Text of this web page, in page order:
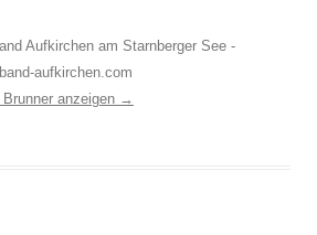
Aufkirchen am Starnberger See -
aufkirchen.com
anzeigen →